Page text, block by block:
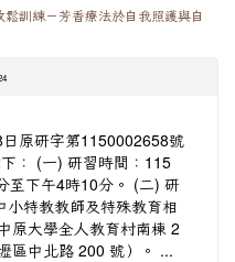
訓練－芳香療法於自我照護與自
原研字第1150002658號
： (一) 研習時間：115
至下午4時10分。 (二) 研
小特教教師及特殊教育相
原大學全人教育村南棟 2
區中北路 200 號）。 ...